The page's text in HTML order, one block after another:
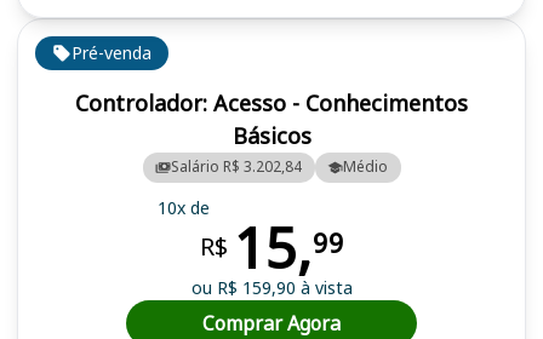
Pré-venda
Controlador: Acesso - Conhecimentos
Básicos
Salário R$ 3.202,84 Médio
10x de
R$ 15,99
ou R$ 159,90 à vista
Comprar Agora